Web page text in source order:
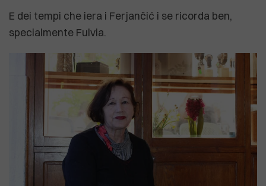
E dei tempi che iera i Ferjančić i se ricorda ben,
specialmente Fulvia.